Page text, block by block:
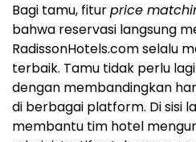
Bagi tamu, fiturprice
bahwa reservasi langsung
RadissonHotels.com selalu
terbaik. Tamu tidak perlu
dengan membandingkan
di berbagai platform. Di sisi
membantu tim hotel